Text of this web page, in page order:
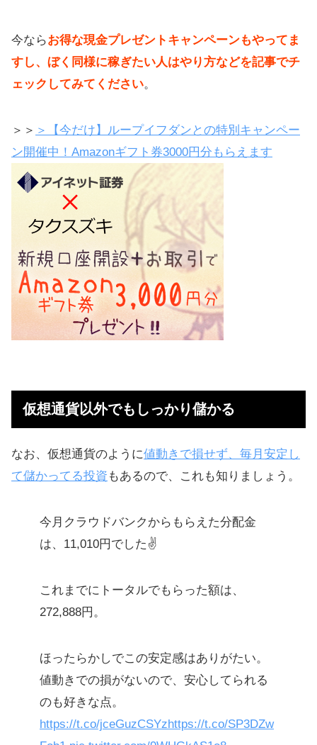
今ならお得な現金プレゼントキャンペーンもやってま
すし、ぼく同様に稼ぎたい人はやり方などを記事でチ
ェックしてみてください。
＞＞ ＞【今だけ】ループイフダンとの特別キャンペー
ン開催中！Amazonギフト券3000円分もらえます
仮想通貨以外でもしっかり儲かる
なお、仮想通貨のように値動きで損せず、毎月安定し
て儲かってる投資 もあるので、これも知りましょう。
今月クラウドバンクからもらえた分配金
は、11,010円でした✌️
これまでにトータルでもらった額は、
272,888円。
ほったらかしでこの安定感はありがたい。
値動きでの損がないので、安心してられる
のも好きな点。
https://t.co/jceGuzCSYzhttps://t.co/SP3DZw